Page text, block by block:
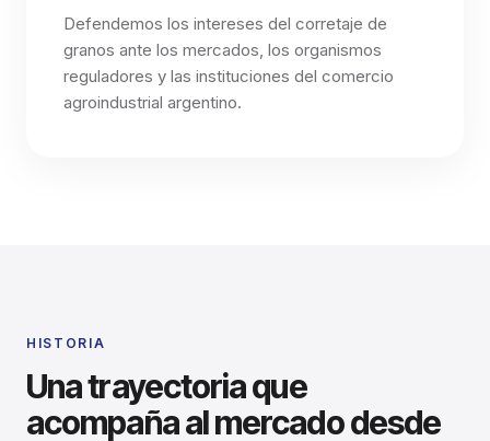
Defendemos los intereses del corretaje de
granos ante los mercados, los organismos
reguladores y las instituciones del comercio
agroindustrial argentino.
HISTORIA
Una trayectoria que
acompaña al mercado desde